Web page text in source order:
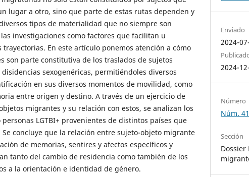
lugar a otro, sino que parte de estas rutas dependen y
tipos de materialidad que no siempre son
investigaciones como factores que facilitan u
En este artículo ponemos atención a cómo
son parte constitutiva de los traslados de sujetos
sexogenéricas, permitiéndoles diversos
en sus diversos momentos de movilidad, como
entre origen y destino. A través de un ejercicio de
migrantes y su relación con estos, se analizan los
LGTBI+ provenientes de distintos países que
Se concluye que la relación entre sujeto-objeto migrante
de memorias, sentires y afectos específicos y
tanto del cambio de residencia como también de los
a la orientación e identidad de género.
Enviado
2024-
2024-
Número
Núm.
Sección
Dossier